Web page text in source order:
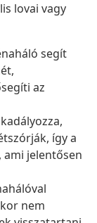
lovai vagy
segít
az
így a
jelentősen
nem